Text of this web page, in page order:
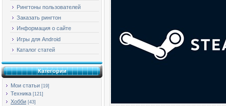
Рингтоны пользователей
Заказать рингтон
Информация о сайте
Игры для Android
Каталог статей
Категории
Мои статьи [19]
Техника [121]
Хобби [43]